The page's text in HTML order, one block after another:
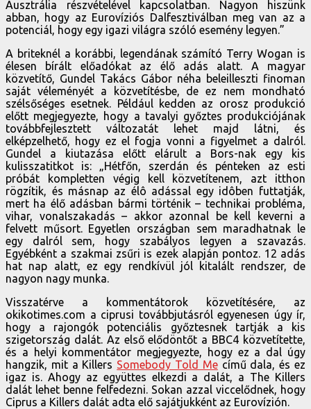
Ausztrália részvételével kapcsolatban. Nagyon hiszünk
abban, hogy az Eurovíziós Dalfesztiválban meg van az a
potenciál, hogy egy igazi világra szóló esemény legyen.”
A briteknél a korábbi, legendának számító Terry Wogan is
élesen bírált előadókat az élő adás alatt. A magyar
közvetítő, Gundel Takács Gábor néha beleilleszti finoman
saját véleményét a közvetítésbe, de ez nem mondható
szélsőséges esetnek. Például kedden az orosz produkció
előtt megjegyezte, hogy a tavalyi győztes produkciójának
továbbfejlesztett változatát lehet majd látni, és
elképzelhető, hogy ez el fogja vonni a figyelmet a dalról.
Gundel a kiutazása előtt elárult a Bors-nak egy kis
kulisszatitkot is: „Hétfőn, szerdán és pénteken az esti
próbát kompletten végig kell közvetítenem, azt itthon
rögzítik, és másnap az élô adással egy idôben futtatják,
mert ha élő adásban bármi történik – technikai probléma,
vihar, vonalszakadás – akkor azonnal be kell keverni a
felvett műsort. Egyetlen országban sem maradhatnak le
egy dalról sem, hogy szabályos legyen a szavazás.
Egyébként a szakmai zsűri is ezek alapján pontoz. 12 adás
hat nap alatt, ez egy rendkívül jól kitalált rendszer, de
nagyon nagy munka.
Visszatérve a kommentátorok közvetítésére, az
okikotimes.com a ciprusi továbbjutásról egyenesen úgy ír,
hogy a rajongók potenciális győztesnek tartják a kis
szigetország dalát. Az első elődöntőt a BBC4 közvetítette,
és a helyi kommentátor megjegyezte, hogy ez a dal úgy
hangzik, mit a Killers Somebody Told Mecímű dala, és ez
igaz is. Ahogy az együttes elkezdi a dalát, a The Killers
dalát lehet benne felfedezni. Sokan azzal viccelődnek, hogy
Ciprus a Killers dalát adta elő sajátjukként az Eurovízión.